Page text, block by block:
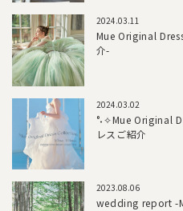
2024.03.11
Mue Original
介-
2024.03.02
°˖✧Mue Original
レスご紹介
2023.08.06
wedding report -